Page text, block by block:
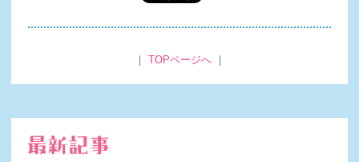
｜ TOPページへ｜